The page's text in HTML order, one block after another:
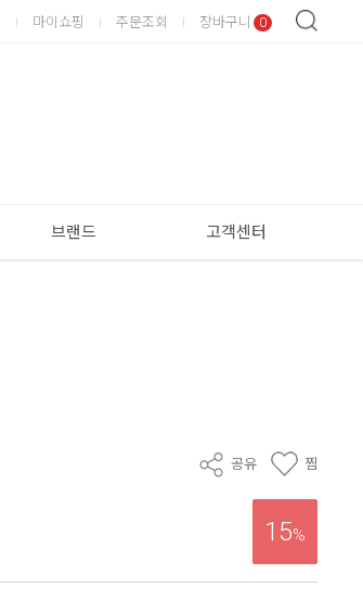
마이쇼핑 주문조회 장바구니 0
브랜드 고객센터
공유 찜
15%